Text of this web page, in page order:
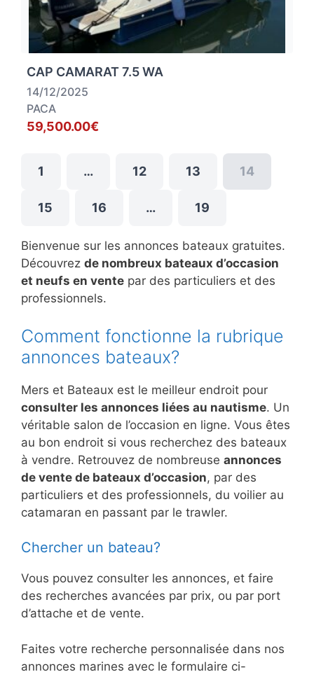
CAP CAMARAT 7.5 WA
14/12/2025
PACA
59,500.00€
1 … 12 13 14
15 16 … 19
Bienvenue sur les annonces bateaux gratuites.
Découvrez de nombreux bateaux d’occasion
et neufs en vente par des particuliers et des
professionnels.
Comment fonctionne la rubrique
annonces bateaux?
Mers et Bateaux est le meilleur endroit pour
consulter les annonces liées au nautisme. Un
véritable salon de l’occasion en ligne. Vous êtes
au bon endroit si vous recherchez des bateaux
à vendre. Retrouvez de nombreuse annonces
de vente de bateaux d’occasion, par des
particuliers et des professionnels, du voilier au
catamaran en passant par le trawler.
Chercher un bateau?
Vous pouvez consulter les annonces, et faire
des recherches avancées par prix, ou par port
d’attache et de vente.
Faites votre recherche personnalisée dans nos
annonces marines avec le formulaire ci-